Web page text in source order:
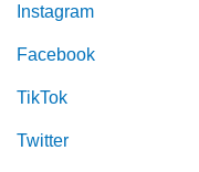
Instagram
Facebook
TikTok
Twitter